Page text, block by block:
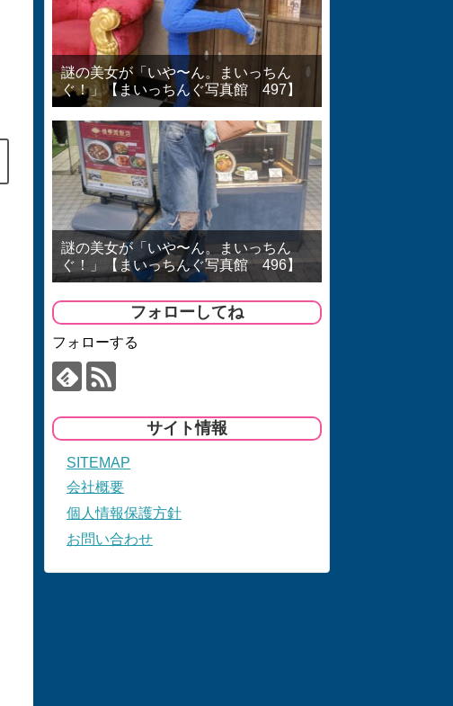
謎の美女が「いや〜ん。まいっちん
ぐ！」【まいっちんぐ写真館 497】
謎の美女が「いや〜ん。まいっちん
ぐ！」【まいっちんぐ写真館 496】
フォローしてね
フォローする
サイト情報
SITEMAP
会社概要
個人情報保護方針
お問い合わせ